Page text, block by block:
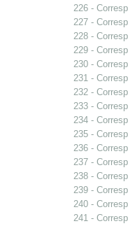
226 -
227 -
228 -
229 -
230 -
231 -
232 -
233 -
234 -
235 -
236 -
237 -
238 -
239 -
240 -
241 -